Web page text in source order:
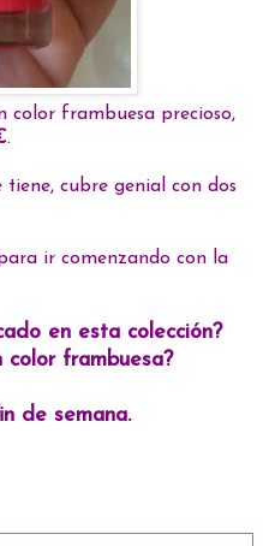
color frambuesa precioso,
.
cubre genial con dos
ir comenzando con la
en esta colección?
color frambuesa?
de semana.